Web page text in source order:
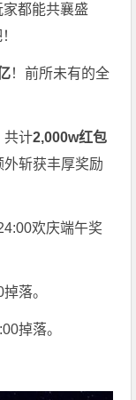
都能共襄盛
！前所未有的全
共计2,000w红包
斩获丰厚奖励
欢庆端午奖
落。
掉落。